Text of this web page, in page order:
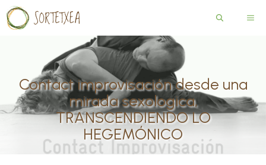
Saltar
al
Contact improvisación desde una
mirada sexologica,
TRANSCENDIENDO LO
HEGEMÓNICO